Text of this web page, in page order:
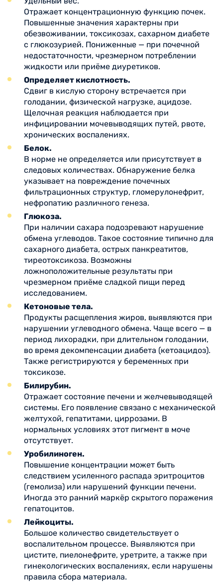
Отражает концентрационную функцию почек.
Повышенные значения характерны при
обезвоживании, токсикозах, сахарном диабете
с глюкозурией. Пониженные — при почечной
недостаточности, чрезмерном потреблении
жидкости или приёме диуретиков.
Определяет кислотность.
Сдвиг в кислую сторону встречается при
голодании, физической нагрузке, ацидозе.
Щелочная реакция наблюдается при
инфицировании мочевыводящих путей, рвоте,
хронических воспалениях.
Белок.
В норме не определяется или присутствует в
следовых количествах. Обнаружение белка
указывает на повреждение почечных
фильтрационных структур, гломерулонефрит,
нефропатию различного генеза.
Глюкоза.
При наличии сахара подозревают нарушение
обмена углеводов. Такое состояние типично для
сахарного диабета, острых панкреатитов,
тиреотоксикоза. Возможны
ложноположительные результаты при
чрезмерном приёме сладкой пищи перед
исследованием.
Кетоновые тела.
Продукты расщепления жиров, выявляются при
нарушении углеводного обмена. Чаще всего — в
период лихорадки, при длительном голодании,
во время декомпенсации диабета (кетоацидоз).
Также регистрируются у беременных при
токсикозе.
Билирубин.
Отражает состояние печени и желчевыводящей
системы. Его появление связано с механической
желтухой, гепатитами, циррозами. В
нормальных условиях этот пигмент в моче
отсутствует.
Уробилиноген.
Повышение концентрации может быть
следствием усиленного распада эритроцитов
(гемолиза) или нарушений функции печени.
Иногда это ранний маркёр скрытого поражения
гепатоцитов.
Лейкоциты.
Большое количество свидетельствует о
воспалительном процессе. Выявляются при
цистите, пиелонефрите, уретрите, а также при
гинекологических воспалениях, если нарушены
правила сбора материала.